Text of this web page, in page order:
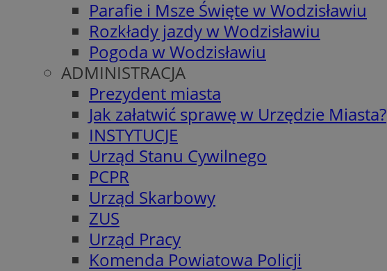
Parafie i Msze Święte w Wodzisławiu
Rozkłady jazdy w Wodzisławiu
Pogoda w Wodzisławiu
ADMINISTRACJA
Prezydent miasta
Jak załatwić sprawę w Urzędzie Miasta?
INSTYTUCJE
Urząd Stanu Cywilnego
PCPR
Urząd Skarbowy
ZUS
Urząd Pracy
Komenda Powiatowa Policji